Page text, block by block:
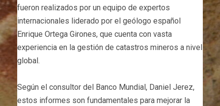
fueron realizados por un equipo de expertos
internacionales liderado por el geólogo español
Enrique Ortega Girones, que cuenta con vasta
experiencia en la gestión de catastros mineros a nivel
global.
Según el consultor del Banco Mundial, Daniel Jerez,
estos informes son fundamentales para mejorar la